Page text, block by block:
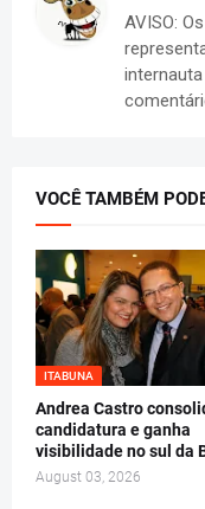
AVISO:
VOCÊ TAMBÉM
ITABUNA
Andrea Castro
candidatura e ganha
visibilidade no sul da
August 03, 2026